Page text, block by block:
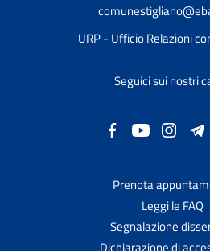
URP - Ufficio Relazioni
Seguici sui nostri
Prenota
Leggi le FAQ
Segnalazione
Dichiarazione di